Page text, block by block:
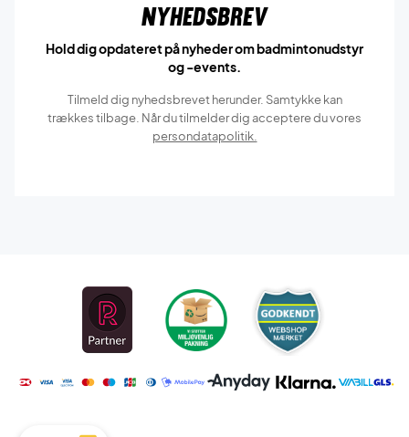
Nyhedsbrev
Hold dig opdateret på nyheder om badmintonudstyr
og -events.
Tilmeld dig nyhedsbrevet herunder. Samtykke kan
trækkes tilbage. Når du tilmelder dig acceptere du vores
persondatapolitik.